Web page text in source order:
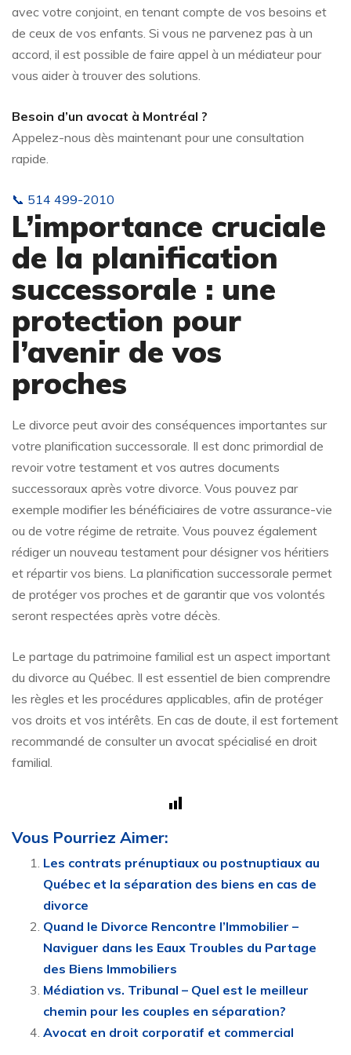
avec votre conjoint, en tenant compte de vos besoins et
de ceux de vos enfants. Si vous ne parvenez pas à un
accord, il est possible de faire appel à un médiateur pour
vous aider à trouver des solutions.
Besoin d’un avocat à Montréal ?
Appelez-nous dès maintenant pour une consultation
rapide.
📞 514 499-2010
L’importance cruciale
de la planification
successorale : une
protection pour
l’avenir de vos
proches
Le divorce peut avoir des conséquences importantes sur
votre planification successorale. Il est donc primordial de
revoir votre testament et vos autres documents
successoraux après votre divorce. Vous pouvez par
exemple modifier les bénéficiaires de votre assurance-vie
ou de votre régime de retraite. Vous pouvez également
rédiger un nouveau testament pour désigner vos héritiers
et répartir vos biens. La planification successorale permet
de protéger vos proches et de garantir que vos volontés
seront respectées après votre décès.
Le partage du patrimoine familial est un aspect important
du divorce au Québec. Il est essentiel de bien comprendre
les règles et les procédures applicables, afin de protéger
vos droits et vos intérêts. En cas de doute, il est fortement
recommandé de consulter un avocat spécialisé en droit
familial.
Vous Pourriez Aimer:
Les contrats prénuptiaux ou postnuptiaux au
Québec et la séparation des biens en cas de
divorce
Quand le Divorce Rencontre l’Immobilier –
Naviguer dans les Eaux Troubles du Partage
des Biens Immobiliers
Médiation vs. Tribunal – Quel est le meilleur
chemin pour les couples en séparation?
Avocat en droit corporatif et commercial